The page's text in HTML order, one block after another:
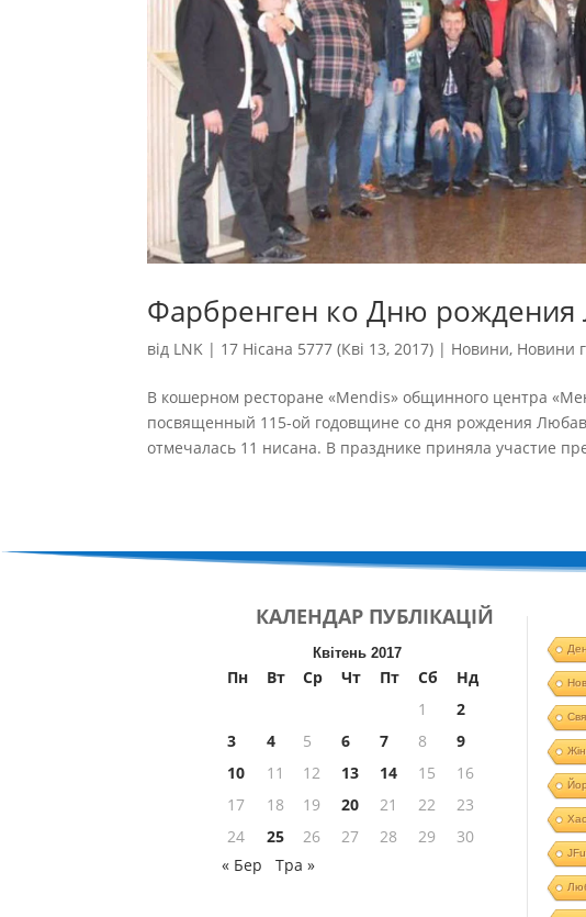
Фарбренген ко Дню рождения
від LNK | 17 Нісана 5777 (Кві 13, 2017) | Новини, Новини
В кошерном ресторане «Mendis» общинного центра
посвященный 115-ой годовщине со дня рождения
отмечалась 11 нисана. В празднике приняла участие
КАЛЕНДАР ПУБЛІКАЦІЙ
Квітень 2017
Пн Вт Ср Чт Пт Сб
Нд
1
2
3
4 5 6 7 8
9
10
11 12 13 14 15
16
17
18 19 20 21 22
23
24
25 26 27 28 29
30
« Бер
Тра »